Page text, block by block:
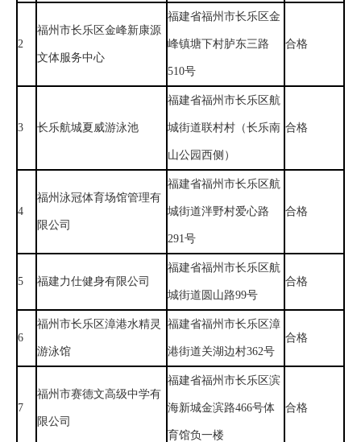
2
福州市长乐区金峰新康源
文体服务中心
福建省福州市长乐区金
峰镇塘下村胪东三路
510号
合格
3 长乐航城夏威游泳池
福建省福州市长乐区航
城街道联村村（长乐南
山公园西侧）
合格
4
福州泳冠体育场馆管理有
限公司
福建省福州市长乐区航
城街道泮野村爱心路
291号
合格
5 福建力仕健身有限公司
福建省福州市长乐区航
城街道圆山路99号
合格
6
福州市长乐区漳港水精灵
游泳馆
福建省福州市长乐区漳
港街道关湖边村362号
合格
7
福州市赛德文高级中学有
限公司
福建省福州市长乐区滨
海新城金滨路466号体
育馆负一楼
合格